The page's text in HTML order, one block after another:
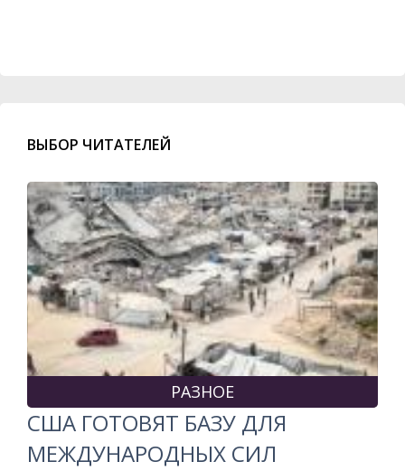
ВЫБОР ЧИТАТЕЛЕЙ
РАЗНОЕ
США ГОТОВЯТ БАЗУ ДЛЯ
МЕЖДУНАРОДНЫХ СИЛ